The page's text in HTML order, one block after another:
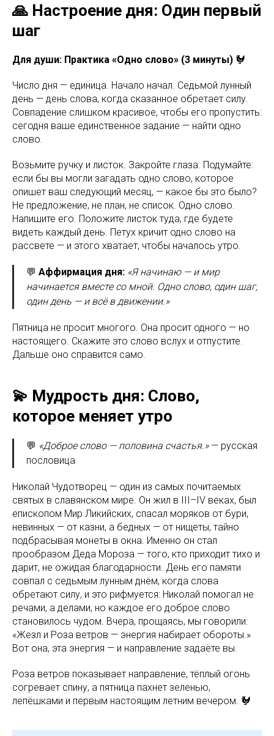
🙏 Настроение дня: Один первый
шаг
Для души: Практика «Одно слово» (3 минуты) 🐓
Число дня — единица. Начало начал. Седьмой лунный
день — день слова, когда сказанное обретает силу.
Совпадение слишком красивое, чтобы его пропустить:
сегодня ваше единственное задание — найти одно
слово.
Возьмите ручку и листок. Закройте глаза. Подумайте:
если бы вы могли загадать одно слово, которое
опишет ваш следующий месяц, — какое бы это было?
Не предложение, не план, не список. Одно слово.
Напишите его. Положите листок туда, где будете
видеть каждый день. Петух кричит одно слово на
рассвете — и этого хватает, чтобы началось утро.
💬 Аффирмация дня: «Я начинаю — и мир
начинается вместе со мной. Одно слово, один шаг,
один день — и всё в движении.»
Пятница не просит многого. Она просит одного — но
настоящего. Скажите это слово вслух и отпустите.
Дальше оно справится само.
💫 Мудрость дня: Слово,
которое меняет утро
💬 «Доброе слово — половина счастья.»— русская
пословица
Николай Чудотворец — один из самых почитаемых
святых в славянском мире. Он жил в III–IV веках, был
епископом Мир Ликийских, спасал моряков от бури,
невинных — от казни, а бедных — от нищеты, тайно
подбрасывая монеты в окна. Именно он стал
прообразом Деда Мороза — того, кто приходит тихо и
дарит, не ожидая благодарности. День его памяти
совпал с седьмым лунным днём, когда слова
обретают силу, и это рифмуется: Николай помогал не
речами, а делами, но каждое его доброе слово
становилось чудом. Вчера, прощаясь, мы говорили:
«Жезл и Роза ветров — энергия набирает обороты.»
Вот она, эта энергия — и направление задаёте вы.
Роза ветров показывает направление, тёплый огонь
согревает спину, а пятница пахнет зеленью,
лепёшками и первым настоящим летним вечером. 🐓